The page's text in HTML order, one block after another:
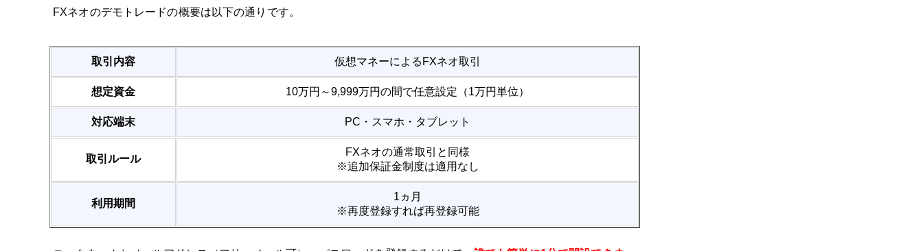
FXネオのデモトレードの概要は以下の通りです。
取引内容 仮想マネーによるFXネオ取引
想定資金 10万円～9,999万円の間で任意設定（1万円単位）
対応端末 PC・スマホ・タブレット
取引ルール
FXネオの通常取引と同様
※追加保証金制度は適用なし
利用期間
1ヵ月
※再度登録すれば再登録可能